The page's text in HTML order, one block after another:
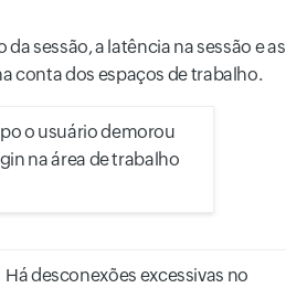
sessão, a latência na sessão e as
conta dos espaços de trabalho.
o usuário demorou
na área de trabalho
Há desconexões excessivas no